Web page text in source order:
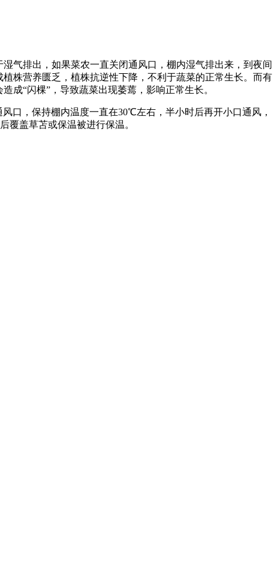
气排出，如果菜农一直关闭通风口，棚内湿气排出来，到夜间
株营养匮乏，植株抗逆性下降，不利于蔬菜的正常生长。而有
成“闪棵”，导致蔬菜出现萎蔫，影响正常生长。
口，保持棚内温度一直在30℃左右，半小时后再开小口通风，
盖草苫或保温被进行保温。